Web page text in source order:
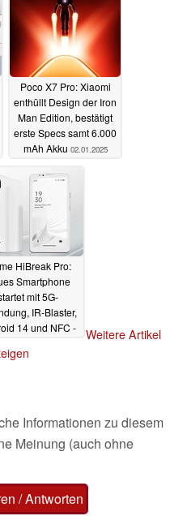
Poco X7 Pro: Xiaomi
enthüllt Design der Iron
Man Edition, bestätigt
erste Specs samt 6.000
mAh Akku 02.01.2025
HiBreak Pro:
Smartphone
mit 5G-
IR-Blaster,
14 und NFC -
Weitere Artikel
Informationen zu diesem
Meinung (auch ohne
/ Antworten